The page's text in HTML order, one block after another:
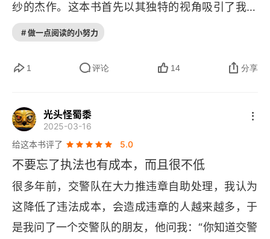
纱的杰作。这本书首先以其独特的视角吸引了我的
注意。在法学界，我们往往习惯于从法律条文、案
本书却另辟蹊径，将经济学的思维方式引入到法学
解法律问题。这种跨学科的融合，不仅拓宽了我们
的视野，也让我们对正义有了更加深入和全面的认
识。在内容方面，本书以社会热点案例为据，通过
经济分析的视角，带领读者深入剖析了法律背后的
深层逻辑。书中不仅澄清了普通人对经济学的误
解，还为法律人提供了可学、能用、好用的思维工
具和论证工具。这些工具不仅能够帮助我们突破法
# 做一点阅读的小努力
1 评论 14 分享
光头怪蜀黍
2025-03-16
给这本书评了
5.0
不要忘了执法也有成本，而且很不低
很多年前，交警队在大力推违章自助处理，我认为
这降低了违法成本，会造成违章的人越来越多，于
是我问了一个交警队的朋友，他问我：“你知道交警